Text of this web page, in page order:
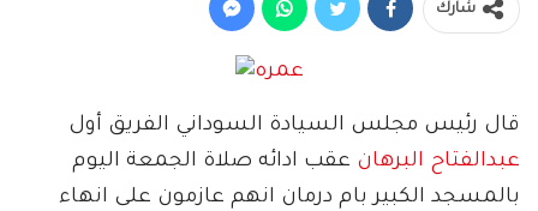
شارك
قال رئيس مجلس السيادة السوداني الفريق أول
عبدالفتاح البرهان عقب ادائه صلاة الجمعة اليوم
بالمسجد الكبير بام درمان انهم عازمون على انهاء